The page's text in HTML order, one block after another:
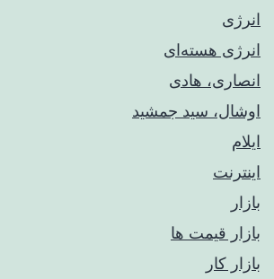
انرژی
انرژی هسته‌ای
انصاری، هادی
اوشال، سید جمشید
ایلام
اینترنت
بازار
بازار قیمت ها
بازار کار